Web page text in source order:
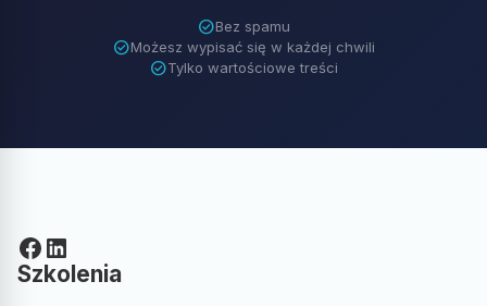
check_circleBez spamu
check_circleMożesz wypisać się w każdej chwili
check_circleTylko wartościowe treści
Facebook LinkedIn
Szkolenia